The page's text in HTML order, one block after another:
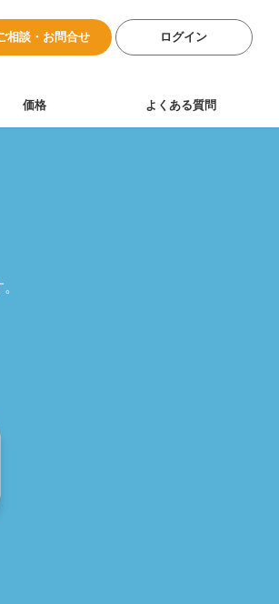
相談・お問合せ ログイン
価格 よくある質問